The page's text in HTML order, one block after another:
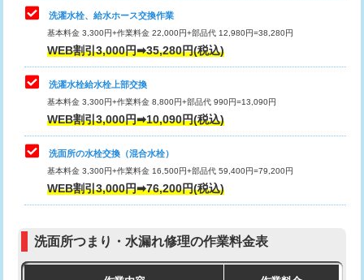
業）
排水管工事（排水管工事/3ｍまで） 55,000円
排水管工事（追加 排水管工事/3ｍ超
え）
マス交換（土の掘削・埋め戻し作業）
マス交換（深さ50㎝未満）
マス交換（深さ50㎝以上）
キッチンタンク脱着
その他部品の脱着
交換・取付（タンク）
交換・取付(単水栓（壁付・デッキ
式）)
交換・取付(混合水栓（壁付・デッキ
式・ワンホール）)
16,500円+材料費
（P/S/ポップアップ））
交換・取付（その他部品） 11,000円+材料費
洗濯水栓、給水ホース交換作業
基本料金 3,300円+作業料金 22,000円+部品代 12,980円=38,280円
WEB割引3,000円➡35,280円(税込)
洗濯水栓給水栓上部交換
基本料金 3,300円+作業料金 8,800円+部品代 990円=13,090円
WEB割引3,000円➡10,090円(税込)
洗面所の水栓交換（混合水栓）
基本料金 3,300円+作業料金 16,500円+部品代 59,400円=79,200円
WEB割引3,000円➡76,200円(税込)
洗面所つまり・水漏れ修理の作業料金表